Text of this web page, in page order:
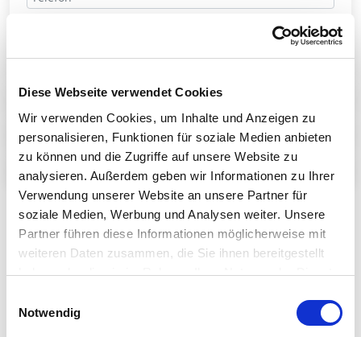
Diese Webseite verwendet Cookies
Wir verwenden Cookies, um Inhalte und Anzeigen zu
personalisieren, Funktionen für soziale Medien anbieten
zu können und die Zugriffe auf unsere Website zu
analysieren. Außerdem geben wir Informationen zu Ihrer
Verwendung unserer Website an unsere Partner für
soziale Medien, Werbung und Analysen weiter. Unsere
Partner führen diese Informationen möglicherweise mit
weiteren Daten zusammen, die Sie ihnen bereitgestellt
haben oder die sie im Rahmen Ihrer Nutzung der Dienste
Notwendig
Ansprechpartner
Technisches Datenblatt
Teilen
Technische Daten